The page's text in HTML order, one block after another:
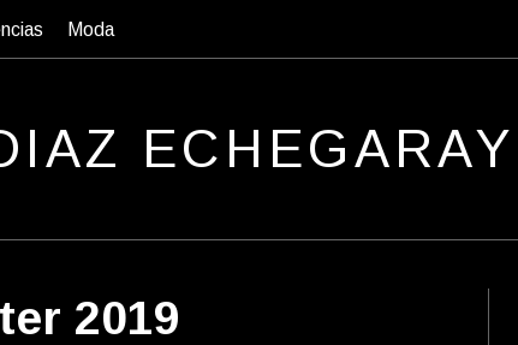
Moda
IAZ ECHEGARAY
2019